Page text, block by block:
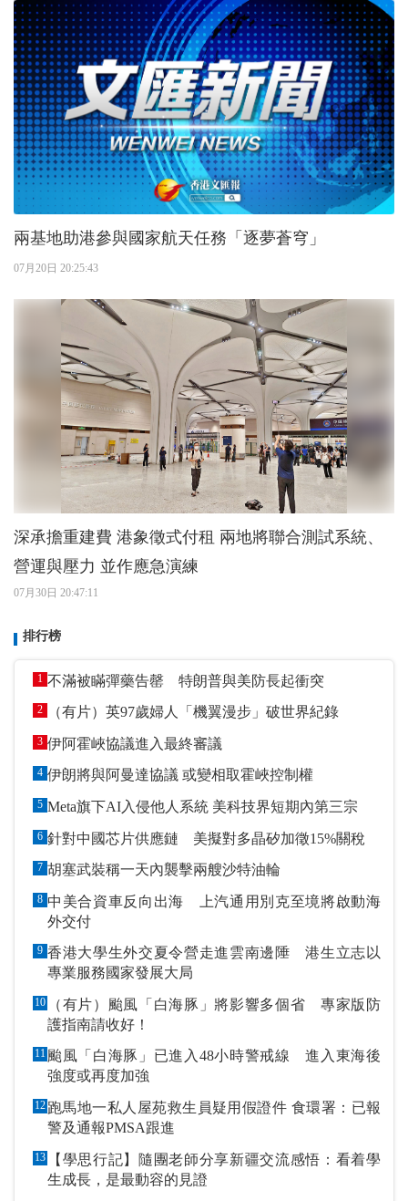
兩基地助港參與國家航天任務「逐夢蒼穹」
07月20日 20:25:43
深承擔重建費 港象徵式付租 兩地將聯合測試系統、
營運與壓力 並作應急演練
07月30日 20:47:11
排行榜
1 不滿被瞞彈藥告罄 特朗普與美防長起衝突
2 （有片）英97歲婦人「機翼漫步」破世界紀錄
3 伊阿霍峽協議進入最終審議
4 伊朗將與阿曼達協議 或變相取霍峽控制權
5 Meta旗下AI入侵他人系統 美科技界短期內第三宗
6 針對中國芯片供應鏈 美擬對多晶矽加徵15%關稅
7 胡塞武裝稱一天內襲擊兩艘沙特油輪
8 中美合資車反向出海 上汽通用別克至境將啟動海
外交付
9 香港大學生外交夏令營走進雲南邊陲 港生立志以
專業服務國家發展大局
10
（有片）颱風「白海豚」將影響多個省 專家版防
護指南請收好！
11 颱風「白海豚」已進入48小時警戒線 進入東海後
強度或再度加強
12 跑馬地一私人屋苑救生員疑用假證件 食環署：已報
警及通報PMSA跟進
13
【學思行記】隨團老師分享新疆交流感悟：看着學
生成長，是最動容的見證